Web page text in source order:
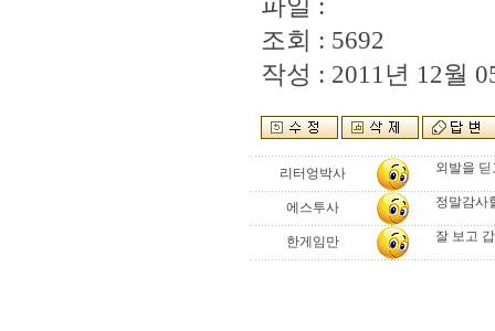
조회 : 5692
작성 : 2011년 12월
리터엉박사 외발을
에스투사 정말감사
한게임만 잘 보고